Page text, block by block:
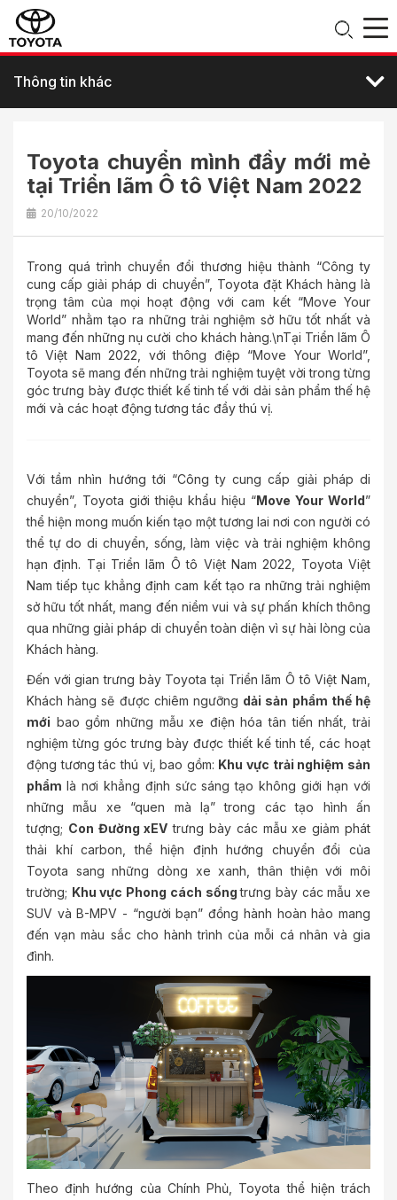
Thông tin khác
Toyota chuyển mình đầy mới mẻ
tại Triển lãm Ô tô Việt Nam 2022
20/10/2022
Trong quá trình chuyển đổi thương hiệu thành “Công ty
cung cấp giải pháp di chuyển”, Toyota đặt Khách hàng là
trọng tâm của mọi hoạt động với cam kết “Move Your
World” nhằm tạo ra những trải nghiệm sở hữu tốt nhất và
mang đến những nụ cười cho khách hàng.\nTại Triển lãm Ô
tô Việt Nam 2022, với thông điệp “Move Your World”,
Toyota sẽ mang đến những trải nghiệm tuyệt vời trong từng
góc trưng bày được thiết kế tinh tế với dải sản phẩm thế hệ
mới và các hoạt động tương tác đầy thú vị.
Với tầm nhìn hướng tới “Công ty cung cấp giải pháp di
chuyển”, Toyota giới thiệu khẩu hiệu “Move Your World”
thể hiện mong muốn kiến tạo một tương lai nơi con người có
thể tự do di chuyển, sống, làm việc và trải nghiệm không
hạn định. Tại Triển lãm Ô tô Việt Nam 2022, Toyota Việt
Nam tiếp tục khẳng định cam kết tạo ra những trải nghiệm
sở hữu tốt nhất, mang đến niềm vui và sự phấn khích thông
qua những giải pháp di chuyển toàn diện vì sự hài lòng của
Khách hàng.
Đến với gian trưng bày Toyota tại Triển lãm Ô tô Việt Nam,
Khách hàng sẽ được chiêm ngưỡng dải sản phẩm thế hệ
mới bao gồm những mẫu xe điện hóa tân tiến nhất, trải
nghiệm từng góc trưng bày được thiết kế tinh tế, các hoạt
động tương tác thú vị, bao gồm: Khu vực trải nghiệm sản
phẩm là nơi khẳng định sức sáng tạo không giới hạn với
những mẫu xe “quen mà lạ” trong các tạo hình ấn
tượng; Con Đường xEV trưng bày các mẫu xe giảm phát
thải khí carbon, thể hiện định hướng chuyển đổi của
Toyota sang những dòng xe xanh, thân thiện với môi
trường; Khu vực Phong cách sốngtrưng bày các mẫu xe
SUV và B-MPV - “người bạn” đồng hành hoàn hảo mang
đến vạn màu sắc cho hành trình của mỗi cá nhân và gia
đình.
Theo định hướng của Chính Phủ, Toyota thể hiện trách